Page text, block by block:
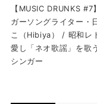
【MUSIC DRUNKS #7
ガーソングライター・
こ（Hibiya） / 昭和レ
愛し「ネオ歌謡」を歌
シンガー